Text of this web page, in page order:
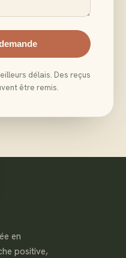
délais. Des reçus
être remis.
en
positive,